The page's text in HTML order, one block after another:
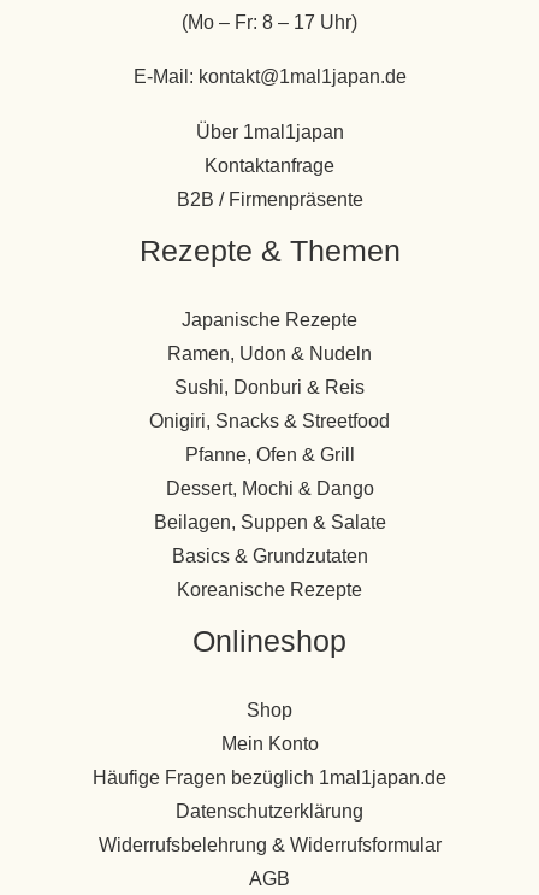
(Mo – Fr: 8 – 17 Uhr)
E-Mail: kontakt@1mal1japan.de
Über 1mal1japan
Kontaktanfrage
B2B / Firmenpräsente
Rezepte & Themen
Japanische Rezepte
Ramen, Udon & Nudeln
Sushi, Donburi & Reis
Onigiri, Snacks & Streetfood
Pfanne, Ofen & Grill
Dessert, Mochi & Dango
Beilagen, Suppen & Salate
Basics & Grundzutaten
Koreanische Rezepte
Onlineshop
Shop
Mein Konto
Häufige Fragen bezüglich 1mal1japan.de
Datenschutzerklärung
Widerrufsbelehrung & Widerrufsformular
AGB